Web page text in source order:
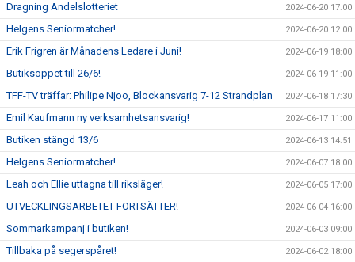
Dragning Andelslotteriet 2024-06-20 17:00
Helgens Seniormatcher! 2024-06-20 12:00
Erik Frigren är Månadens Ledare i Juni! 2024-06-19 18:00
Butiksöppet till 26/6! 2024-06-19 11:00
TFF-TV träffar: Philipe Njoo, Blockansvarig 7-12 Strandplan 2024-06-18 17:30
Emil Kaufmann ny verksamhetsansvarig! 2024-06-17 11:00
Butiken stängd 13/6 2024-06-13 14:51
Helgens Seniormatcher! 2024-06-07 18:00
Leah och Ellie uttagna till riksläger! 2024-06-05 17:00
UTVECKLINGSARBETET FORTSÄTTER! 2024-06-04 16:00
Sommarkampanj i butiken! 2024-06-03 09:00
Tillbaka på segerspåret! 2024-06-02 18:00